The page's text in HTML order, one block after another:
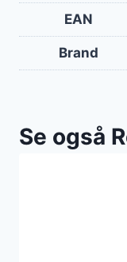
EAN
Brand
Se også